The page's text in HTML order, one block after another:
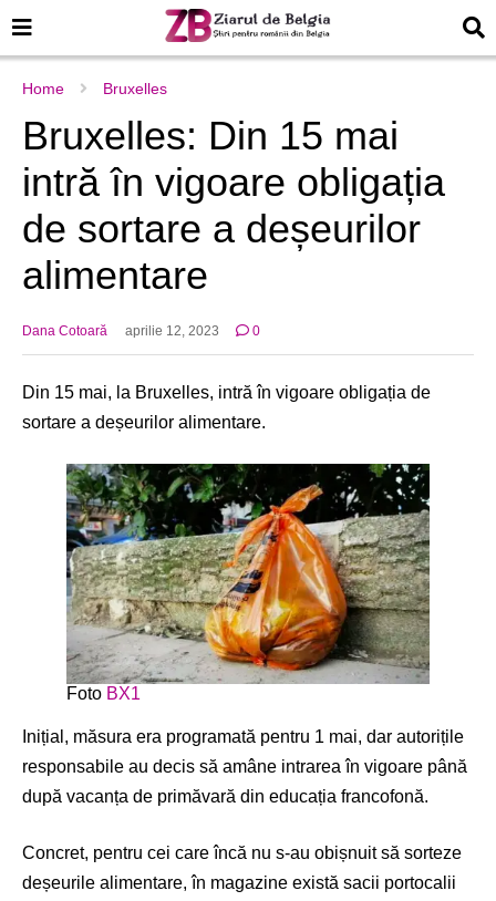
Home Bruxelles
Bruxelles: Din 15 mai
intră în vigoare obligația
de sortare a deșeurilor
alimentare
Dana Cotoară aprilie 12, 2023 0
Din 15 mai, la Bruxelles, intră în vigoare obligația de
sortare a deșeurilor alimentare.
Foto BX1
Inițial, măsura era programată pentru 1 mai, dar autorițile
responsabile au decis să amâne intrarea în vigoare până
după vacanța de primăvară din educația francofonă.
Concret, pentru cei care încă nu s-au obișnuit să sorteze
deșeurile alimentare, în magazine există sacii portocalii